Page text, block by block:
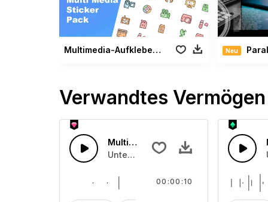
Multimedia-Aufkleber Paket Neu
Verwandtes Vermögen
Multi Sounds 38
Unterschiedliche Soundeffekte für
00:00:10